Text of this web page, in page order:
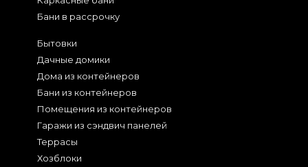
Бани в рассрочку
Бытовки
Дачные домики
Дома из контейнеров
Бани из контейнеров
Помещения из контейнеров
Гаражи из сэндвич панелей
Террасы
Хозблоки